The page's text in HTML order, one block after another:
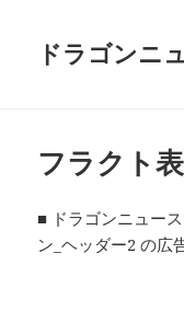
ドラゴンニ
フラクト
■ ドラゴンニュー
ン_ヘッダー2 の広